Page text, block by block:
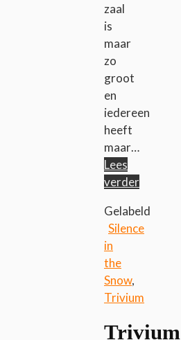
zaal
is
maar
zo
groot
en
iedereen
heeft
maar…
Lees
verder
Gelabeld
Silence
in
the
Snow,
Trivium
Trivium